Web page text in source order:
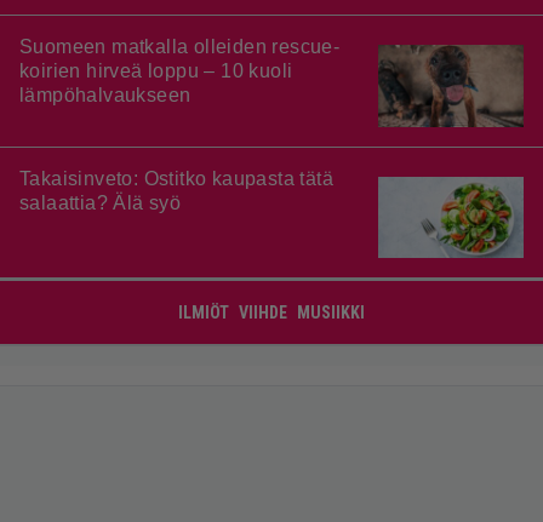
Suomeen matkalla olleiden rescue-
koirien hirveä loppu – 10 kuoli
lämpöhalvaukseen
Takaisinveto: Ostitko kaupasta tätä
salaattia? Älä syö
ILMIÖT VIIHDE MUSIIKKI